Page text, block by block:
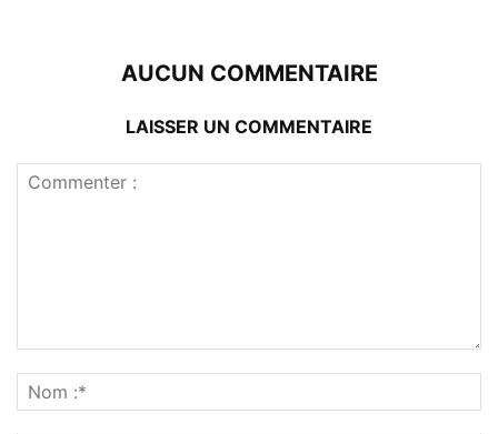
AUCUN COMMENTAIRE
LAISSER UN COMMENTAIRE